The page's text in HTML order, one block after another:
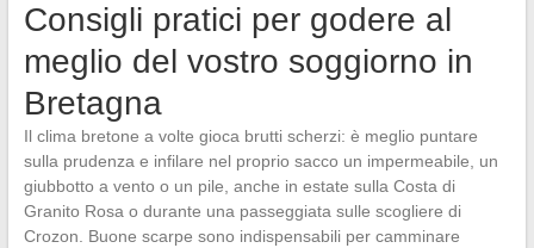
Consigli pratici per godere al
meglio del vostro soggiorno in
Bretagna
Il clima bretone a volte gioca brutti scherzi: è meglio puntare
sulla prudenza e infilare nel proprio sacco un impermeabile, un
giubbotto a vento o un pile, anche in estate sulla Costa di
Granito Rosa o durante una passeggiata sulle scogliere di
Crozon. Buone scarpe sono indispensabili per camminare